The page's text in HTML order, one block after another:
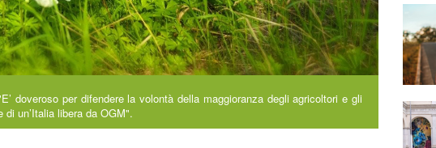
doveroso per difendere la volontà della maggioranza degli agricoltori e gli
un’Italia libera da OGM".